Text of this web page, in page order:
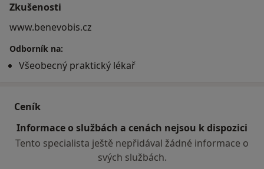
Zkušenosti
www.benevobis.cz
Odborník na:
Všeobecný praktický lékař
Ceník
Informace o službách a cenách nejsou k dispozici
Tento specialista ještě nepřidával žádné informace o
svých službách.